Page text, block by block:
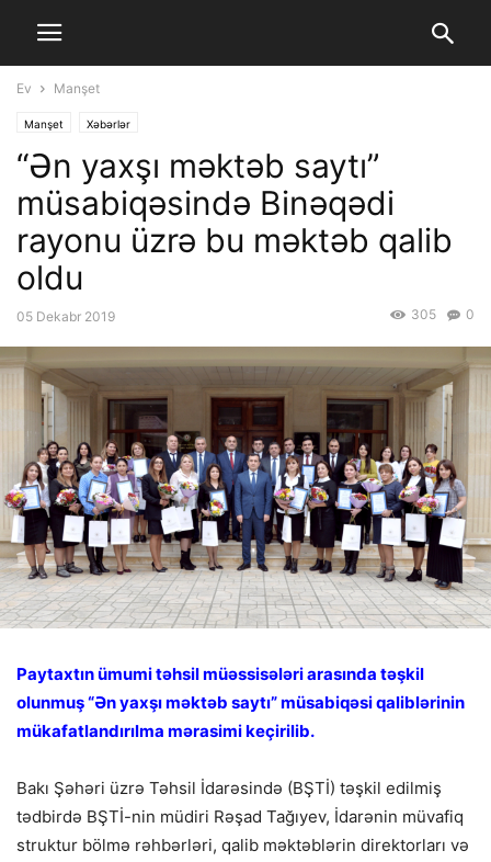
Ev Manşet
Manşet Xəbərlər
“Ən yaxşı məktəb saytı”
müsabiqəsində Binəqədi
rayonu üzrə bu məktəb qalib
oldu
05 Dekabr 2019 0
305
Paytaxtın ümumi təhsil müəssisələri arasında təşkil
olunmuş “Ən yaxşı məktəb saytı” müsabiqəsi qaliblərinin
mükafatlandırılma mərasimi keçirilib.
Bakı Şəhəri üzrə Təhsil İdarəsində (BŞTİ) təşkil edilmiş
tədbirdə BŞTİ-nin müdiri Rəşad Tağıyev, İdarənin müvafiq
struktur bölmə rəhbərləri, qalib məktəblərin direktorları və